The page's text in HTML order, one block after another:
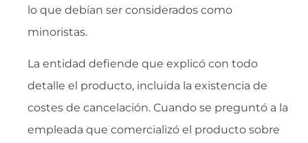
lo que debían ser considerados como
minoristas.
La entidad defiende que explicó con todo
detalle el producto, incluida la existencia de
costes de cancelación. Cuando se preguntó a la
empleada que comercializó el producto sobre